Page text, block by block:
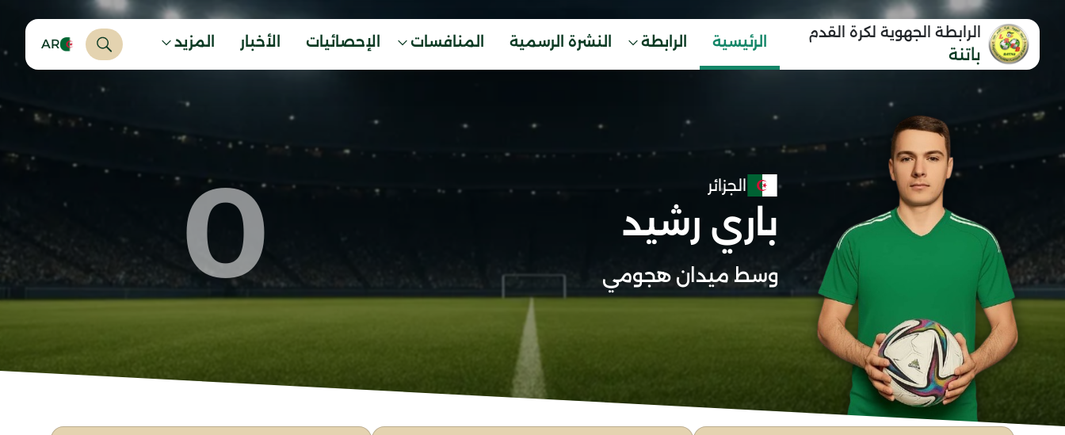
الرابطة الجهوية لكرة القدم
باتنة
الرئيسية الرابطة النشرة الرسمية المنافسات الإحصائيات الأخبار المزيد AR
الجزائر
باري رشيد
وسط ميدان هجومي 0